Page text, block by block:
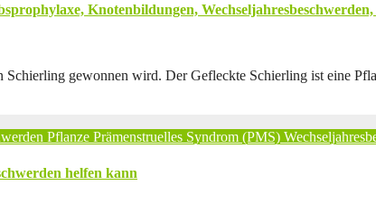
Knotenbildungen,
gewonnen wird. Der Gefleckte Schierling ist eine
Pflanze Prämenstruelles Syndrom (PMS)
helfen kann